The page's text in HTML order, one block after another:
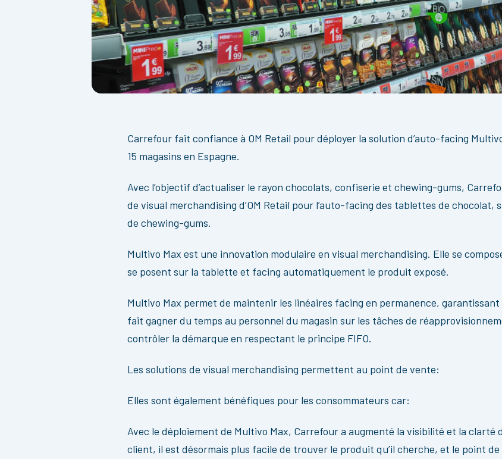
Carrefour fait confiance à OM Retail pour déployer la solution d’auto-facing
15 magasins en Espagne.
Avec l’objectif d’actualiser le rayon chocolats, confiserie et chewing-gums,
de visual merchandising d’OM Retail pour l’auto-facing des tablettes de
de chewing-gums.
Multivo Max est une innovation modulaire en visual merchandising. Elle se
se posent sur la tablette et facing automatiquement le produit exposé.
Multivo Max permet de maintenir les linéaires facing en permanence,
fait gagner du temps au personnel du magasin sur les tâches de
contrôler la démarque en respectant le principe FIFO.
Les solutions de visual merchandising permettent au point de vente:
Elles sont également bénéfiques pour les consommateurs car:
Avec le déploiement de Multivo Max, Carrefour a augmenté la visibilité et la clarté
client, il est désormais plus facile de trouver le produit qu’il cherche, et le point